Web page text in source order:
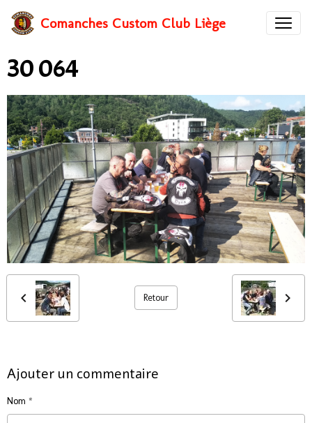
Comanches Custom Club Liège
30 064
Retour
Ajouter un commentaire
Nom